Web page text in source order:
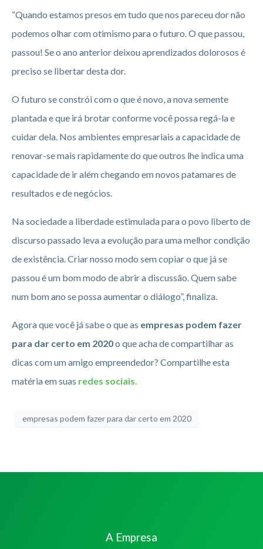
“Quando estamos presos em tudo que nos pareceu dor não
podemos olhar com otimismo para o futuro. O que passou,
passou! Se o ano anterior deixou aprendizados dolorosos é
preciso se libertar desta dor.
O futuro se constrói com o que é novo, a nova semente
plantada e que irá brotar conforme você possa regá-la e
cuidar dela. Nos ambientes empresariais a capacidade de
renovar-se mais rapidamente do que outros lhe indica uma
capacidade de ir além chegando em novos patamares de
resultados e de negócios.
Na sociedade a liberdade estimulada para o povo liberto de
discurso passado leva a evolução para uma melhor condição
de existência. Criar nosso modo sem copiar o que já se
passou é um bom modo de abrir a discussão. Quem sabe
num bom ano se possa aumentar o diálogo”, finaliza.
Agora que você já sabe o que as empresas podem fazer
para dar certo em 2020o que acha de compartilhar as
dicas com um amigo empreendedor? Compartilhe esta
matéria em suas redes sociais.
empresas podem fazer para dar certo em 2020
A Empresa